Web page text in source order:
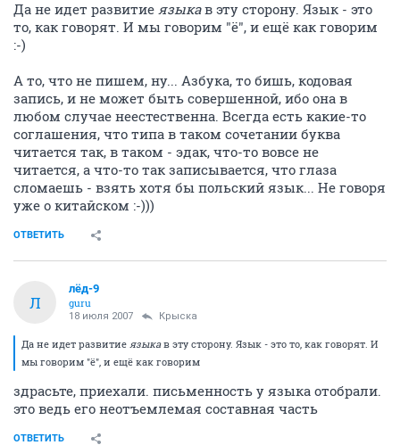
Да не идет развитие языкав эту сторону. Язык - это
то, как говорят. И мы говорим "ё", и ещё как говорим
:-)
А то, что не пишем, ну... Азбука, то бишь, кодовая
запись, и не может быть совершенной, ибо она в
любом случае неестественна. Всегда есть какие-то
соглашения, что типа в таком сочетании буква
читается так, в таком - эдак, что-то вовсе не
читается, а что-то так записывается, что глаза
сломаешь - взять хотя бы польский язык... Не говоря
уже о китайском :-)))
ОТВЕТИТЬ
Л
лёд-9
guru
18 июля 2007 Крыска
Да не идет развитие языкав эту сторону. Язык - это то, как говорят. И
мы говорим "ё", и ещё как говорим
здрасьте, приехали. письменность у языка отобрали.
это ведь его неотъемлемая составная часть
ОТВЕТИТЬ